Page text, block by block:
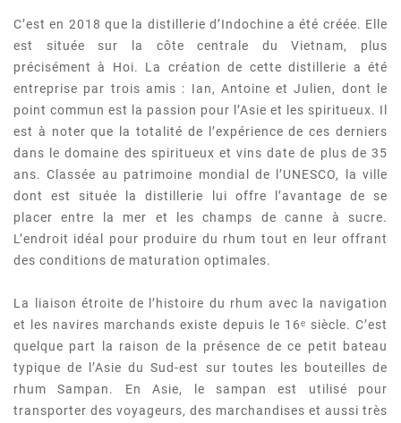
C’est en 2018 que la distillerie d’Indochine a été créée. Elle
est située sur la côte centrale du Vietnam, plus
précisément à Hoi. La création de cette distillerie a été
entreprise par trois amis : Ian, Antoine et Julien, dont le
point commun est la passion pour l’Asie et les spiritueux. Il
est à noter que la totalité de l’expérience de ces derniers
dans le domaine des spiritueux et vins date de plus de 35
ans. Classée au patrimoine mondial de l’UNESCO, la ville
dont est située la distillerie lui offre l’avantage de se
placer entre la mer et les champs de canne à sucre.
L’endroit idéal pour produire du rhum tout en leur offrant
des conditions de maturation optimales.
La liaison étroite de l’histoire du rhum avec la navigation
et les navires marchands existe depuis le 16ᵉ siècle. C’est
quelque part la raison de la présence de ce petit bateau
typique de l’Asie du Sud-est sur toutes les bouteilles de
rhum Sampan. En Asie, le sampan est utilisé pour
transporter des voyageurs, des marchandises et aussi très